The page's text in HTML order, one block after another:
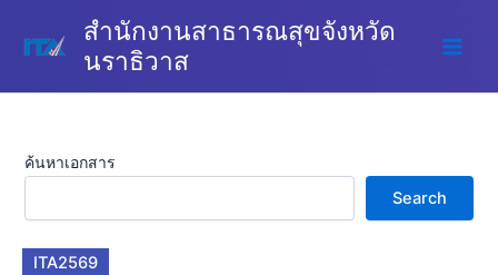
สำนักงานสาธารณสุขจังหวัด
นราธิวาส
ค้นหาเอกสาร
Search
ITA2569